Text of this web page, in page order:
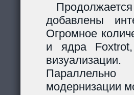
добавлены
Огромное
и ядра Foxtrot,
визуализации.
модернизации